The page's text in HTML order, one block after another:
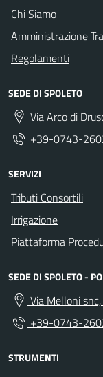
Chi Siamo
Amministrazione
Regolamenti
SEDE DI SPOLETO
Via Arco di
+39-0743-
SERVIZI
Tributi Consortili
Irrigazione
Piattaforma
SEDE DI SPOLETO -
Via Melloni
+39-0743-
STRUMENTI